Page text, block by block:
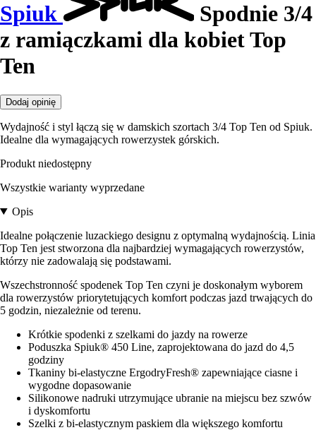
Spiuk
Spodnie 3/4
z ramiączkami dla kobiet Top
Ten
Dodaj opinię
Wydajność i styl łączą się w damskich szortach 3/4 Top Ten od Spiuk.
Idealne dla wymagających rowerzystek górskich.
Produkt niedostępny
Wszystkie warianty wyprzedane
Opis
Idealne połączenie luzackiego designu z optymalną wydajnością. Linia
Top Ten jest stworzona dla najbardziej wymagających rowerzystów,
którzy nie zadowalają się podstawami.
Wszechstronność spodenek Top Ten czyni je doskonałym wyborem
dla rowerzystów priorytetujących komfort podczas jazd trwających do
5 godzin, niezależnie od terenu.
Krótkie spodenki z szelkami do jazdy na rowerze
Poduszka Spiuk® 450 Line, zaprojektowana do jazd do 4,5
godziny
Tkaniny bi-elastyczne ErgodryFresh® zapewniające ciasne i
wygodne dopasowanie
Silikonowe nadruki utrzymujące ubranie na miejscu bez szwów
i dyskomfortu
Szelki z bi-elastycznym paskiem dla większego komfortu